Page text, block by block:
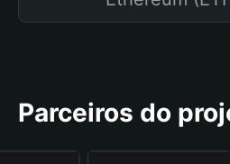
Parceiros do